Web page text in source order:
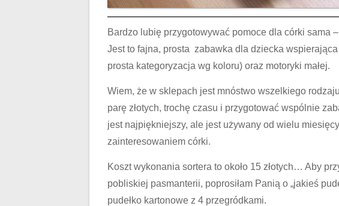
Bardzo lubię przygotowywać pomoce dla córki sama
Jest to fajna, prosta zabawka dla dziecka
prosta kategoryzacja wg koloru) oraz motoryki małej.
Wiem, że w sklepach jest mnóstwo wszelkiego
parę złotych, trochę czasu i przygotować wspólnie
jest najpiękniejszy, ale jest używany od wielu
zainteresowaniem córki.
Koszt wykonania sortera to około 15 złotych… Aby
pobliskiej pasmanterii, poprosiłam Panią o „jakieś
pudełko kartonowe z 4 przegródkami.